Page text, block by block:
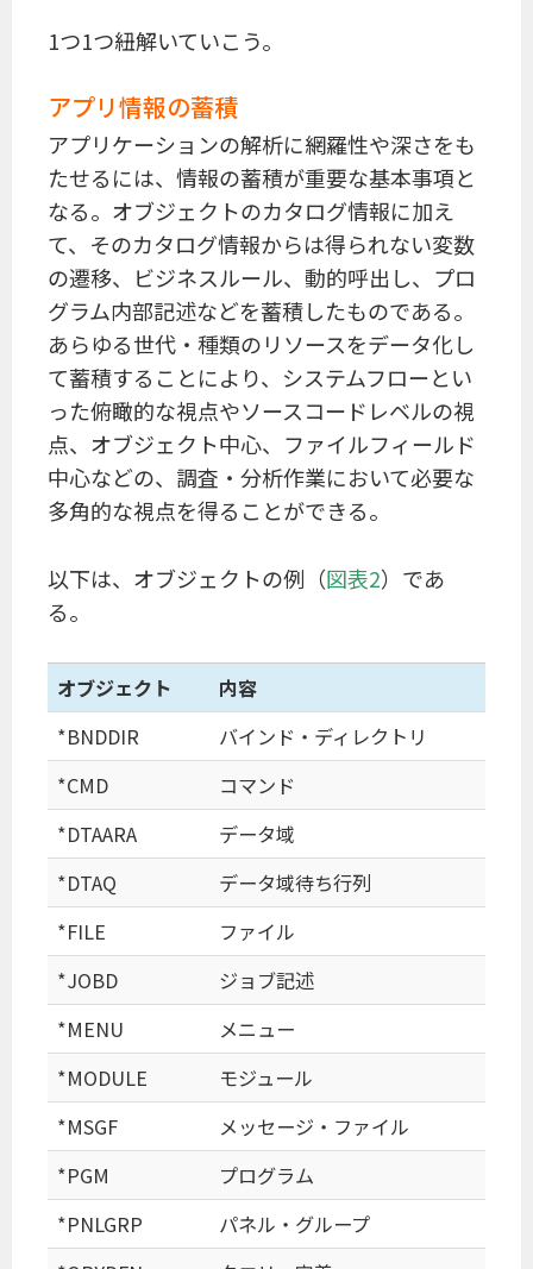
1つ1つ紐解いていこう。
アプリ情報の蓄積
アプリケーションの解析に網羅性や深さをも
たせるには、情報の蓄積が重要な基本事項と
なる。オブジェクトのカタログ情報に加え
て、そのカタログ情報からは得られない変数
の遷移、ビジネスルール、動的呼出し、プロ
グラム内部記述などを蓄積したものである。
あらゆる世代・種類のリソースをデータ化し
て蓄積することにより、システムフローとい
った俯瞰的な視点やソースコードレベルの視
点、オブジェクト中心、ファイルフィールド
中心などの、調査・分析作業において必要な
多角的な視点を得ることができる。
以下は、オブジェクトの例（図表2）であ
る。
オブジェクト
内容
*BNDDIR
バインド・ディレクトリ
*CMD
コマンド
*DTAARA
データ域
*DTAQ
データ域待ち行列
*FILE
ファイル
*JOBD
ジョブ記述
*MENU
メニュー
*MODULE
モジュール
*MSGF
メッセージ・ファイル
*PGM
プログラム
*PNLGRP
パネル・グループ